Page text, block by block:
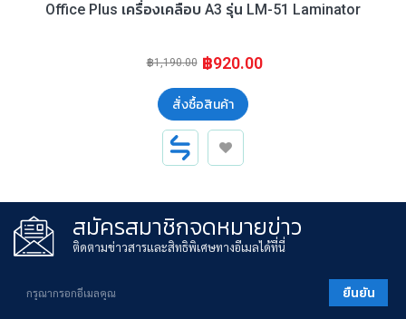
Office Plus เครื่องเคลือบ A3 รุ่น LM-51 Laminator
฿920.00
฿1,190.00
สั่งซื้อสินค้า
สมัครสมาชิกจดหมายข่าว
ติดตามข่าวสารและสิทธิพิเศษทางอีเมลได้ที่นี่
ยืนยัน